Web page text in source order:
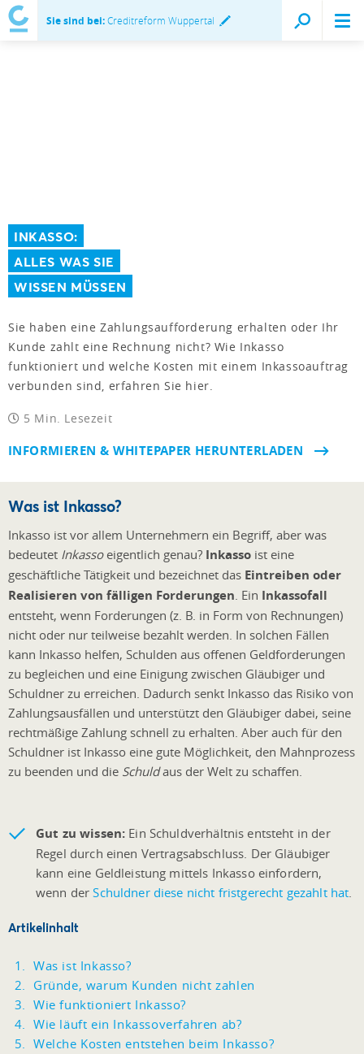
Sie sind bei:Creditreform Wuppertal
INKASSO:
ALLES WAS SIE
WISSEN MÜSSEN
Sie haben eine Zahlungsaufforderung erhalten oder Ihr
Kunde zahlt eine Rechnung nicht? Wie Inkasso
funktioniert und welche Kosten mit einem Inkassoauftrag
verbunden sind, erfahren Sie hier.
5 Min. Lesezeit
INFORMIEREN & WHITEPAPER HERUNTERLADEN
Was ist Inkasso?
Inkasso ist vor allem Unternehmern ein Begriff, aber was
bedeutet Inkassoeigentlich genau? Inkasso ist eine
geschäftliche Tätigkeit und bezeichnet das Eintreiben oder
Realisieren von fälligen Forderungen . Ein Inkassofall
entsteht, wenn Forderungen (z. B. in Form von Rechnungen)
nicht oder nur teilweise bezahlt werden. In solchen Fällen
kann Inkasso helfen, Schulden aus offenen Geldforderungen
zu begleichen und eine Einigung zwischen Gläubiger und
Schuldner zu erreichen. Dadurch senkt Inkasso das Risiko von
Zahlungsausfällen und unterstützt den Gläubiger dabei, seine
rechtmäßige Zahlung schnell zu erhalten. Aber auch für den
Schuldner ist Inkasso eine gute Möglichkeit, den Mahnprozess
zu beenden und die Schuldaus der Welt zu schaffen.
Gut zu wissen: Ein Schuldverhältnis entsteht in der
Regel durch einen Vertragsabschluss. Der Gläubiger
kann eine Geldleistung mittels Inkasso einfordern,
wenn derSchuldner diese nicht fristgerecht gezahlt hat
Artikelinhalt
Was ist Inkasso?
Gründe, warum Kunden nicht zahlen
Wie funktioniert Inkasso?
Wie läuft ein Inkassoverfahren ab?
Welche Kosten entstehen beim Inkasso?